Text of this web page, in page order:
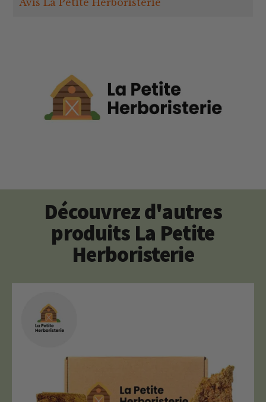
Découvrez d'autres
produits La Petite
Herboristerie